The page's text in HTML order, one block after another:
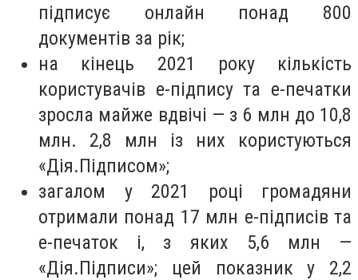
підписує онлайн понад 800
документів за рік;
на кінець 2021 року кількість
користувачів е-підпису та е-печатки
зросла майже вдвічі — з 6 млн до 10,8
млн. 2,8 млн із них користуються
«Дія.Підписом»;
загалом у 2021 році громадяни
отримали понад 17 млн е-підписів та
е-печаток і, з яких 5,6 млн —
«Дія.Підписи»; цей показник у 2,2